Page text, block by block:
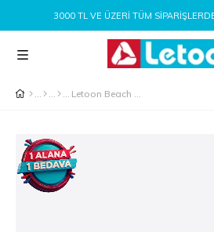
3000 TL VE ÜZERI TÜM
Letoon Beach Önü Aksesuarlı Yüksek Taban Eva Pudra Sandalet